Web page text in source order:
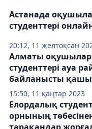
20:12, 11 желтоқсан
Астанада
студенттері
15:50, 11 қаңтар 2023
Алматы
студенттері ауа
байланысты
Елордалық
орнының
тарақандар